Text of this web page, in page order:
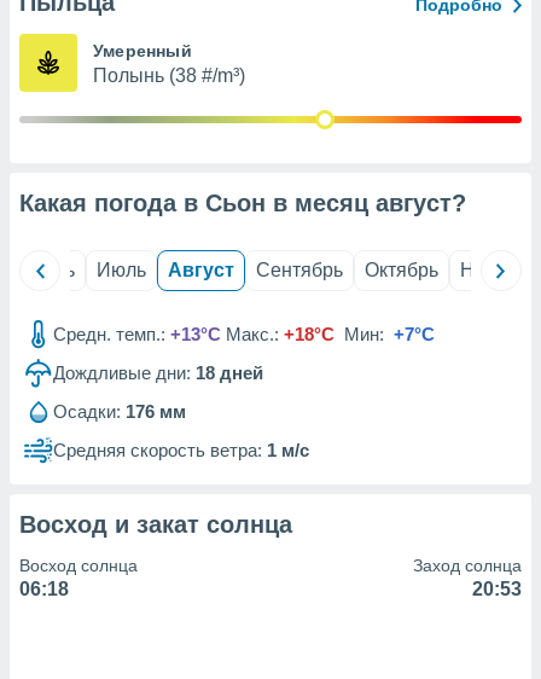
из
рекламы
1199
Подробно
Умеренный
Полынь (38 #/m³)
Какая погода в Сьон в месяц август?
Июнь Июль Август Сентябрь Октябрь Ноябрь
Средн. темп.: +13°C Макс.: +18°C Мин: +7°C
Дождливые дни: 18 дней
Осадки: 176 мм
Средняя скорость ветра: 1 м/с
Восход и закат солнца
Восход солнца
06:18
Заход солнца
20:53